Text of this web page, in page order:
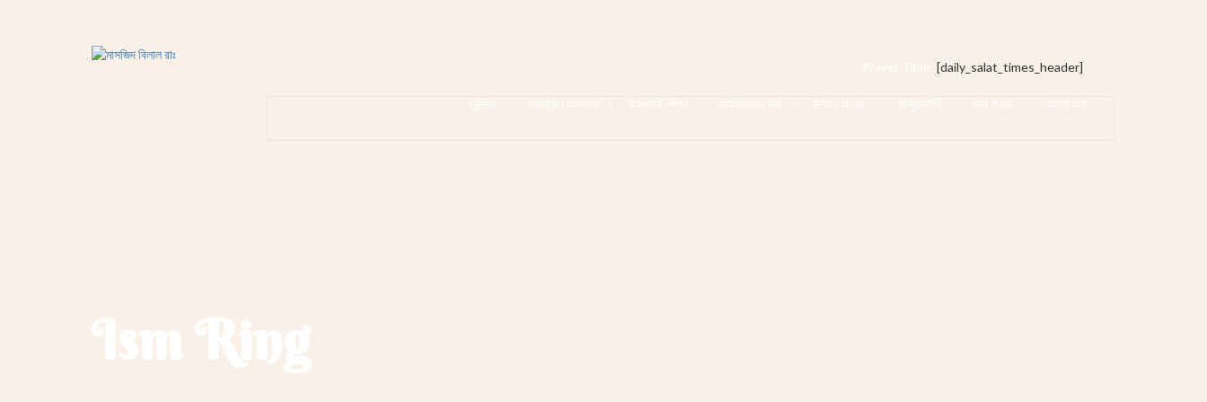
Prayer Time: [daily_salat_times_header]
ভুমিকা আমাদের সম্পর্কে ইসলামী শিক্ষা মসজিদের সেবা উম্মাহ সংবাদ অনুষ্ঠানাদি দান করুন যোগাযোগ
Ism Ring